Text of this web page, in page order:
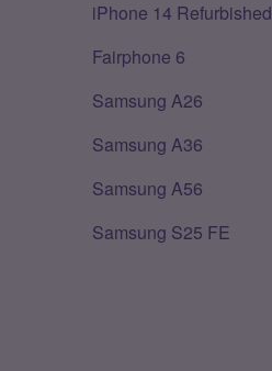
iPhone 14 Refurbished
Fairphone 6
Samsung A26
Samsung A36
Samsung A56
Samsung S25 FE